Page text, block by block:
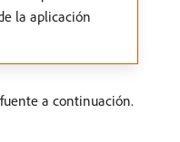
la aplicación
a continuación.